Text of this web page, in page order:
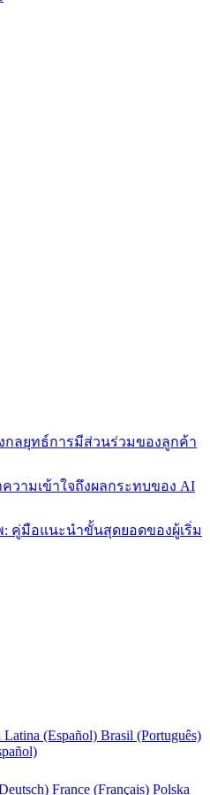
กลยุทธ์การมีส่วนร่วมของลูกค้า
วามเข้าใจถึงผลกระทบของ AI
: คู่มือแนะนำขั้นสุดยอดของผู้เริ่ม
Latina (Español) Brasil (Português)
France (Français) Polska